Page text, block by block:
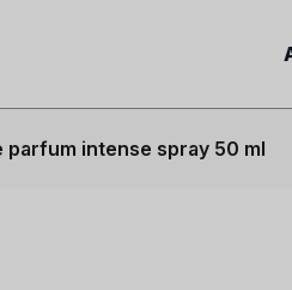
parfum intense spray 50 ml